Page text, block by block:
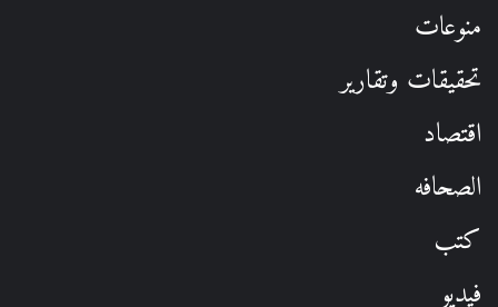
منوعات
تحقيقات وتقارير
اقتصاد
الصحافه
كتب
فيديو